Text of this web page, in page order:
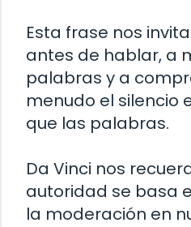
Esta frase nos
antes de hablar, a
palabras y a
menudo el silencio
que las palabras.
Da Vinci nos
autoridad se basa
la moderación en